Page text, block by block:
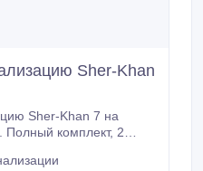
Sher-Khan
Sher-Khan 7 на
комплект, 2